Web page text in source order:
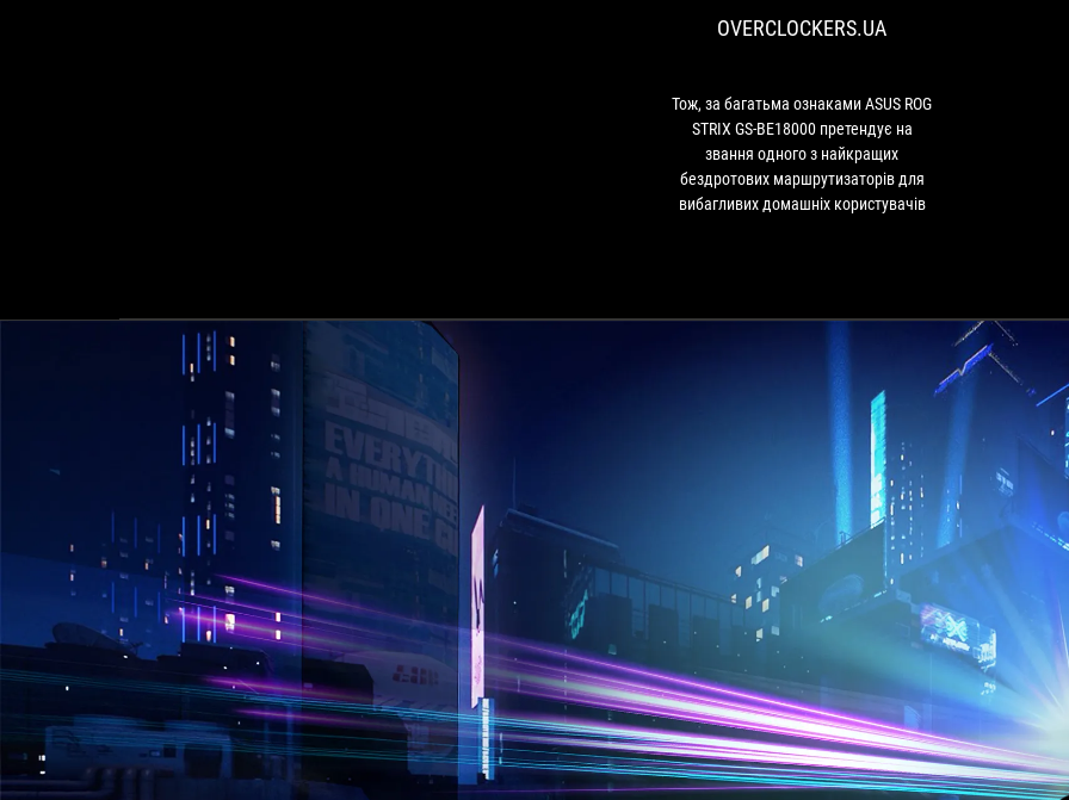
маршрутизаторів
для
вибагливих
OVERCLOCKERS.UA
Тож, за багатьма ознаками ASUS ROG
STRIX GS-BE18000 претендує на
звання одного з найкращих
бездротових маршрутизаторів для
вибагливих домашніх користувачів